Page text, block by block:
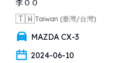
李ＯＯ
🇹🇼Taiwan (臺灣/台灣)
MAZDA CX-3
2024-06-10